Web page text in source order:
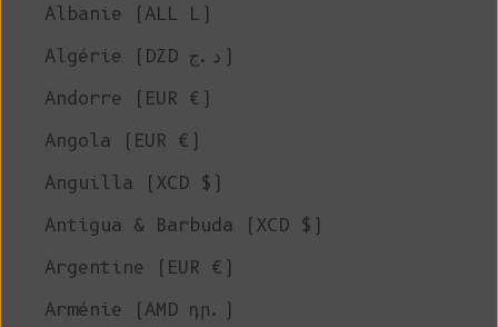
Albanie (ALL L)
Algérie (DZD د.ج)
Andorre (EUR €)
Angola (EUR €)
Anguilla (XCD $)
Antigua & Barbuda (XCD $)
Argentine (EUR €)
Arménie (AMD դր.)